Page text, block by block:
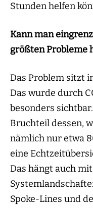
Stunden helfen
Kann man
größten Probleme
Das Problem sitzt
Das wurde durch
besonders
Bruchteil dessen,
nämlich nur etwa
eine
Das hängt auch
Spoke-Lines und